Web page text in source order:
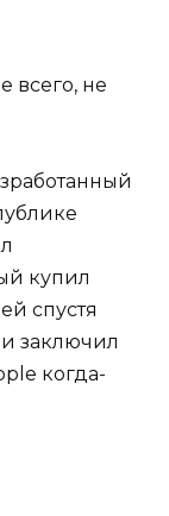
всего, не
купил
спустя
заключил
когда-